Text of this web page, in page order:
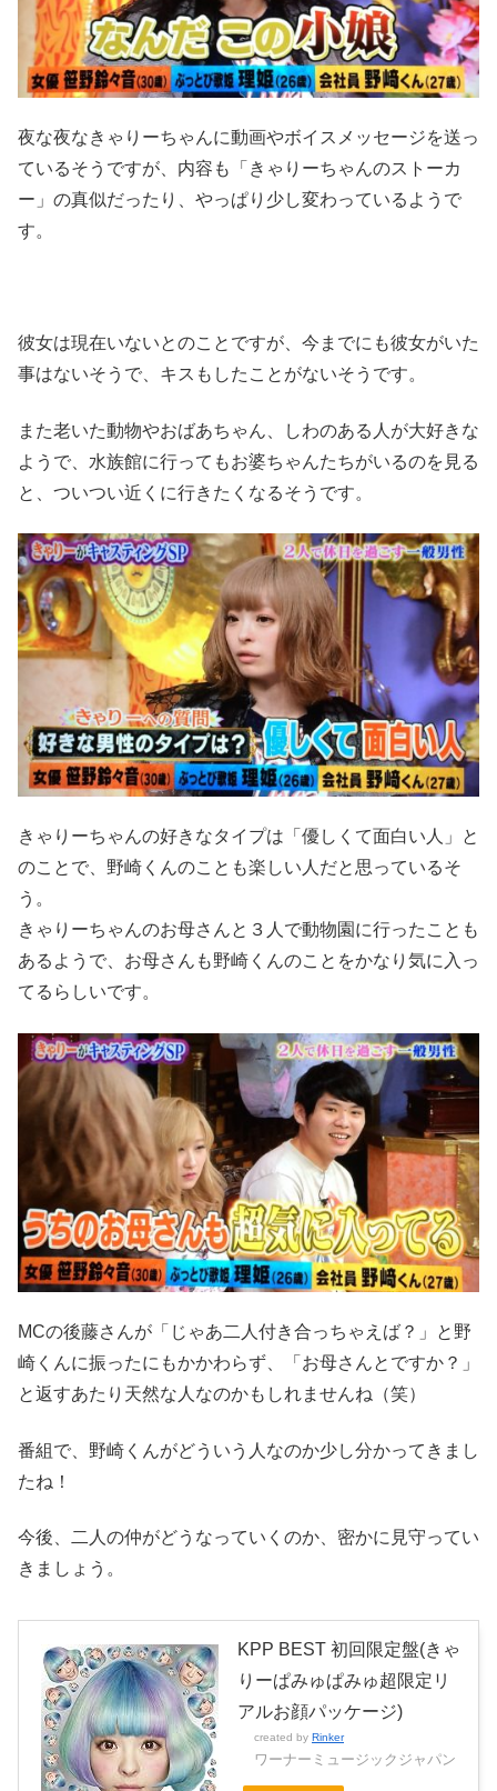
夜な夜なきゃりーちゃんに動画やボイスメッセージを送っ
ているそうですが、内容も「きゃりーちゃんのストーカ
ー」の真似だったり、やっぱり少し変わっているようで
す。
彼女は現在いないとのことですが、今までにも彼女がいた
事はないそうで、キスもしたことがないそうです。
また老いた動物やおばあちゃん、しわのある人が大好きな
ようで、水族館に行ってもお婆ちゃんたちがいるのを見る
と、ついつい近くに行きたくなるそうです。
きゃりーちゃんの好きなタイプは「優しくて面白い人」と
のことで、野崎くんのことも楽しい人だと思っているそ
う。
きゃりーちゃんのお母さんと３人で動物園に行ったことも
あるようで、お母さんも野崎くんのことをかなり気に入っ
てるらしいです。
MCの後藤さんが「じゃあ二人付き合っちゃえば？」と野
崎くんに振ったにもかかわらず、「お母さんとですか？」
と返すあたり天然な人なのかもしれませんね（笑）
番組で、野崎くんがどういう人なのか少し分かってきまし
たね！
今後、二人の仲がどうなっていくのか、密かに見守ってい
きましょう。
KPP BEST 初回限定盤(きゃ
りーぱみゅぱみゅ超限定リ
アルお顔パッケージ)
created by Rinker
ワーナーミュージックジャパン